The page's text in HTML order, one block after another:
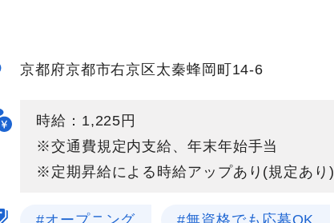
京都府京都市右京区太秦蜂岡町14-6
時給：1,225円
※交通費規定内支給、年末年始手当
※定期昇給による時給アップあり(規定あり)
#オープニング #無資格でも応募OK